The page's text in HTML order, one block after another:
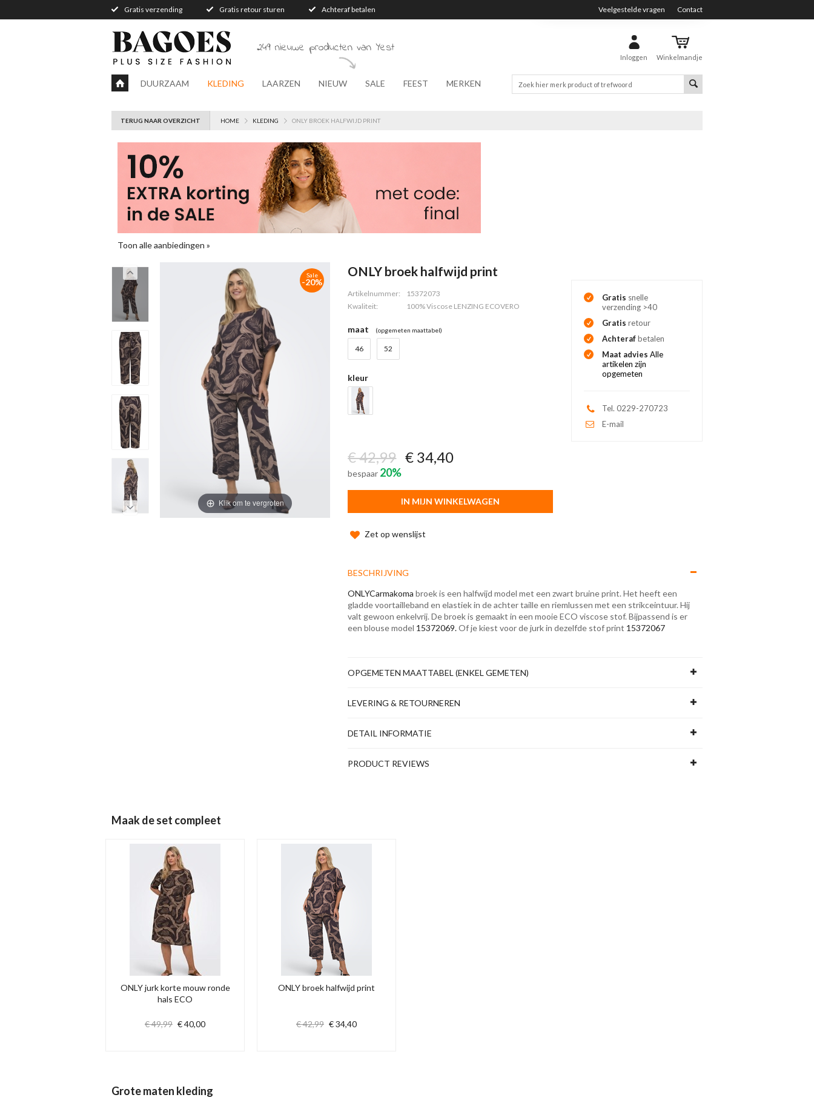
Gratis verzending Gratis retour sturen Achteraf betalen Veelgestelde vragen Contact
Inloggen Winkelmandje
249 nieuwe producten van Yest
DUURZAAM KLEDING LAARZEN NIEUW SALE FEEST MERKEN
TERUG NAAR OVERZICHT HOME KLEDING ONLY BROEK HALFWIJD PRINT
Toon alle aanbiedingen »
Klik om te vergroten
Sale
-20%
ONLY broek halfwijd print
Artikelnummer:
15372073
Kwaliteit:
100% Viscose LENZING ECOVERO
maat (opgemeten maattabel)
46 52
kleur
€ 42,99 € 34,40
bespaar 20%
IN MIJN WINKELWAGEN
Zet op wenslijst
Gratis snelle
verzending >40
Gratis retour
Achterafbetalen
Maat adviesAlle
artikelen zijn
opgemeten
Tel. 0229-270723
E-mail
BESCHRIJVING
ONLYCarmakoma broek is een halfwijd model met een zwart bruine print. Het heeft een
gladde voortailleband en elastiek in de achter taille en riemlussen met een strikceintuur. Hij
valt gewoon enkelvrij. De broek is gemaakt in een mooie ECO viscose stof. Bijpassend is er
een blouse model 15372069.Of je kiest voor de jurk in dezelfde stof print 15372067
OPGEMETEN MAATTABEL (ENKEL GEMETEN)
LEVERING & RETOURNEREN
DETAIL INFORMATIE
PRODUCT REVIEWS
Maak de set compleet
ONLY jurk korte mouw ronde
hals ECO
€ 49,99 € 40,00
ONLY broek halfwijd print
€ 42,99 € 34,40
Grote maten kleding